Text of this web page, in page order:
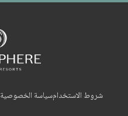
شروط الاستخدامسياسة الخصوصية